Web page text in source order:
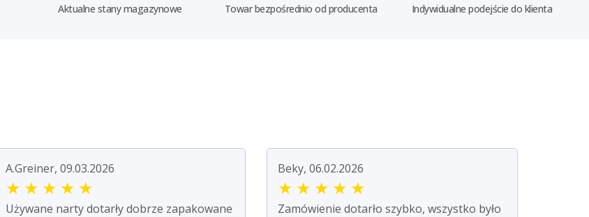
Aktualne stany magazynowe Towar bezpośrednio od producenta Indywidualne podejście do klienta
A.Greiner, 09.03.2026
★ ★ ★ ★ ★
Używane narty dotarły dobrze zapakowane
Beky, 06.02.2026
★ ★ ★ ★ ★
Zamówienie dotarło szybko, wszystko było